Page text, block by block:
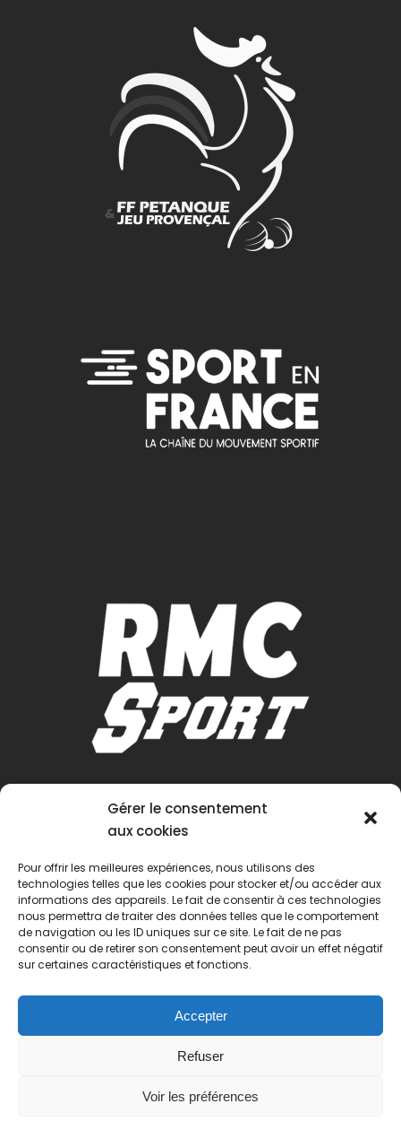
Gérer le consentement
aux cookies
Pour offrir les meilleures expériences, nous utilisons des
technologies telles que les cookies pour stocker et/ou accéder aux
informations des appareils. Le fait de consentir à ces technologies
nous permettra de traiter des données telles que le comportement
de navigation ou les ID uniques sur ce site. Le fait de ne pas
consentir ou de retirer son consentement peut avoir un effet négatif
sur certaines caractéristiques et fonctions.
Accepter
Refuser
Voir les préférences